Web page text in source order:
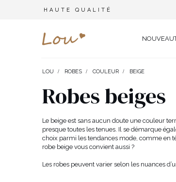
HAUTE QUALITÉ
FÊTE DE MARIAGE
MARIAGE
BAPTÊME
TOUS LES JOURS
COMBINAISONS
T-SHIRTS
SURVÊTEMENTS
COSTUMES
BRANCHES
CEINTURES
BIJOUX
ELASTIQUES
LOU ROBES COULEUR BEIGE
Robes beiges
Le beige est sans aucun doute une couleur
presque toutes les tenues. Il se démarque
choix parmi les tendances mode, comme en
robe beige vous convient aussi ?
Les robes peuvent varier selon les nuances